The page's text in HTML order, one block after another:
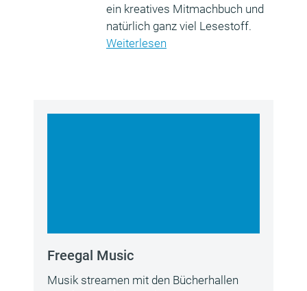
ein kreatives Mitmachbuch und
natürlich ganz viel Lesestoff.
Weiterlesen
Freegal Music
Musik streamen mit den Bücherhallen